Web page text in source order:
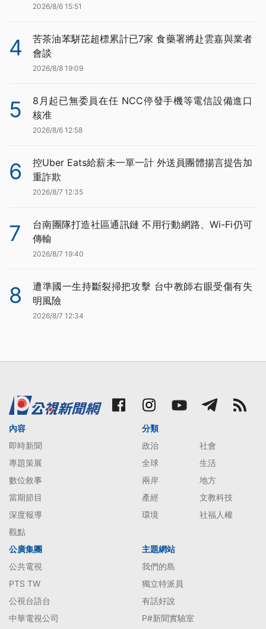
2026/8/6 15:51
4
苦茶油苯駢芘超標累計已7家 食藥署將赴雲嘉與業者
會談
2026/8/8 19:09
5
8月起已無委員在任 NCC停發手機等電信設備進口
核准
2026/8/6 12:58
6
控Uber Eats給薪未一單一計 外送員團體揚言提告加
重詐欺
2026/8/7 12:35
7
台南團隊打造社區通訊鏈 不用行動網路、Wi-Fi仍可
傳輸
2026/8/7 19:40
8
遭準國一生持斷裂掃把攻擊 台中教師右眼受傷有失
明風險
2026/8/7 12:34
內容
即時新聞
專題策展
數位敘事
當期節目
深度報導
觀點
分類
政治
社會
全球
生活
兩岸
地方
產經
文教科技
環境
社福人權
公廣集團
公共電視
PTS TW
公視台語台
中華電視公司
主題網站
我們的島
獨立特派員
有話好說
P#新聞實驗室